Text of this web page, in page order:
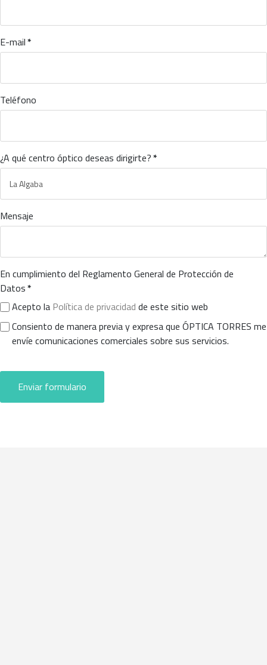
E-mail*
Teléfono
¿A qué centro óptico deseas dirigirte?*
Mensaje
En cumplimiento del Reglamento General de Protección de
Datos*
Acepto la Política de privacidad de este sitio web
Consiento de manera previa y expresa que ÓPTICA TORRES me
envíe comunicaciones comerciales sobre sus servicios.
Enviar formulario